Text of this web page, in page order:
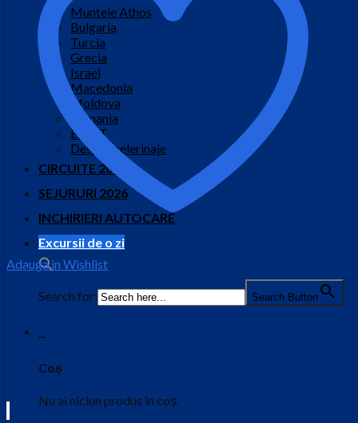
Muntele Athos
Bulgaria
Turcia
Grecia
Israel
Macedonia
Moldova
Romania
EGIPT
Despre pelerinaje
CIRCUITE 2026
SEJURURI 2026
INCHIRIERI AUTOCARE
Excursii de o zi
Search for: Search Button
Coș
Nu ai niciun produs în coș.
Adauga in Wishlist